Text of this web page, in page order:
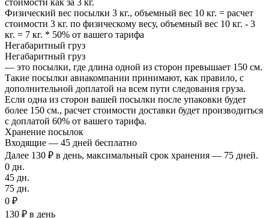
Физический вес посылки 3 кг., объемный вес 10 кг. = расчет
стоимости 3 кг. по физическому весу, объемный вес 10 кг. - 3
кг. = 7 кг. * 50% от вашего тарифа
Негабаритный груз
Негабаритный груз
— это посылки, где длина одной из сторон превышает 150 см.
Такие посылки авиакомпании принимают, как правило, с
дополнительной доплатой на всем пути следования груза.
Если одна из сторон вашей посылки после упаковки будет
более 150 см., расчет стоимости доставки будет производиться
с доплатой 60% от вашего тарифа.
Хранение посылок
Входящие — 45 дней бесплатно
Далее 130 ₽ в день, максимальный срок хранения — 75 дней.
0 дн.
45 дн.
75 дн.
0 ₽
130 ₽ в день